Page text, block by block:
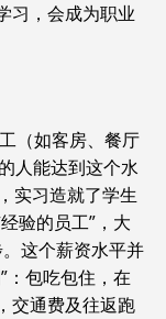
习，会成为职业
（如客房、餐厅
人能达到这个水
实习造就了学生
验的员工”，大
这个薪资水平并
：包吃包住，在
交通费及往返跑